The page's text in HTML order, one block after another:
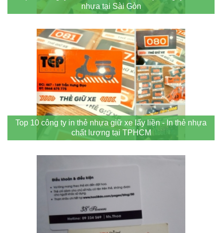
nhựa tại Sài Gòn
Top 10 công ty in thẻ nhựa giữ xe lấy liền - In thẻ nhựa
chất lượng tại TPHCM